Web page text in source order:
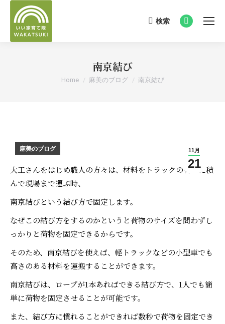
Search:
検索
Facebook
南京結び
You are here:
Home 麻美のブログ 南京結び
11月
21
麻美のブログ
大工さんをはじめ職人の方々は、材料をトラックの荷台に積
んで現場まで運ぶ時、
南京結びという結び方で固定します。
なぜこの結び方をするのかというと荷物のサイズを問わずし
っかりと荷物を固定できるからです。
そのため、南京結びを使えば、軽トラックなどの小型車でも
高さのある材料を運搬することができます。
南京結びは、ロープが1本あればできる結び方で、1人でも簡
単に荷物を固定させることが可能です。
また、 結び方に慣れることができれば数秒で荷物を固定でき